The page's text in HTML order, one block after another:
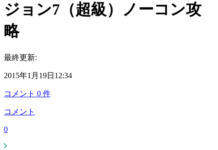
ジョン7（超級）ノーコン攻
略
最終更新:
2015年1月19日12:34
コメント 0 件
コメント
0